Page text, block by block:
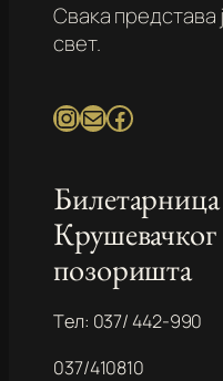
Свака представа
свет.
InstagramMail Facebook
Билетарница
Крушевачког
позоришта
Tел: 037/ 442-990
037/410810